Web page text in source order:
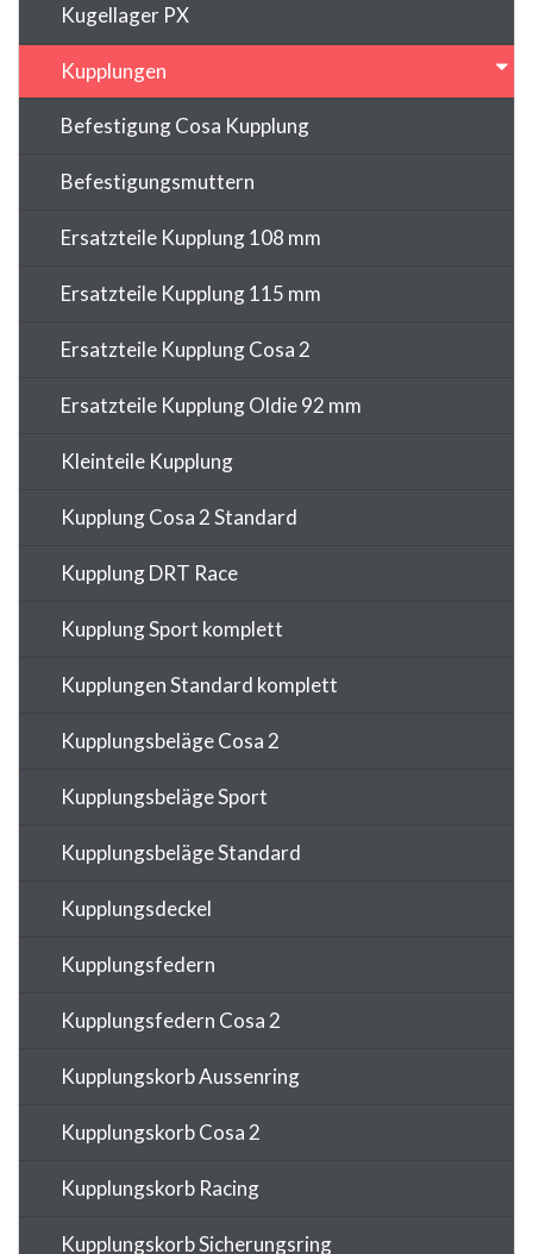
Kugellager PX
Kupplungen
Befestigung Cosa Kupplung
Befestigungsmuttern
Ersatzteile Kupplung 108 mm
Ersatzteile Kupplung 115 mm
Ersatzteile Kupplung Cosa 2
Ersatzteile Kupplung Oldie 92 mm
Kleinteile Kupplung
Kupplung Cosa 2 Standard
Kupplung DRT Race
Kupplung Sport komplett
Kupplungen Standard komplett
Kupplungsbeläge Cosa 2
Kupplungsbeläge Sport
Kupplungsbeläge Standard
Kupplungsdeckel
Kupplungsfedern
Kupplungsfedern Cosa 2
Kupplungskorb Aussenring
Kupplungskorb Cosa 2
Kupplungskorb Racing
Kupplungskorb Sicherungsring